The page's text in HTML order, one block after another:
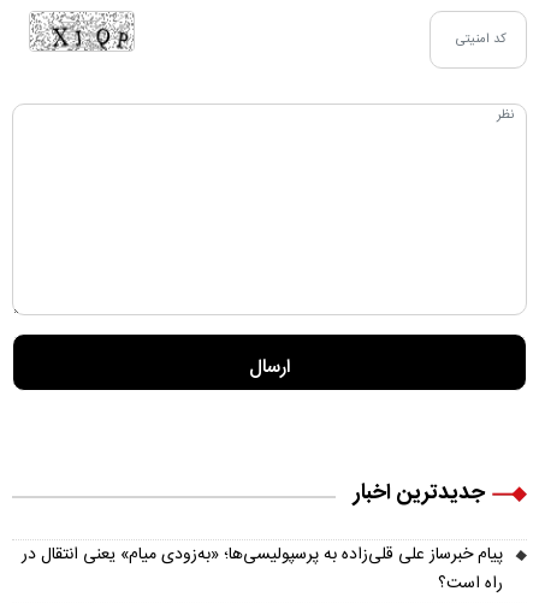
جدیدترین اخبار
پیام خبرساز علی قلی‌زاده به پرسپولیسی‌ها؛ «به‌زودی میام» یعنی انتقال در
راه است؟